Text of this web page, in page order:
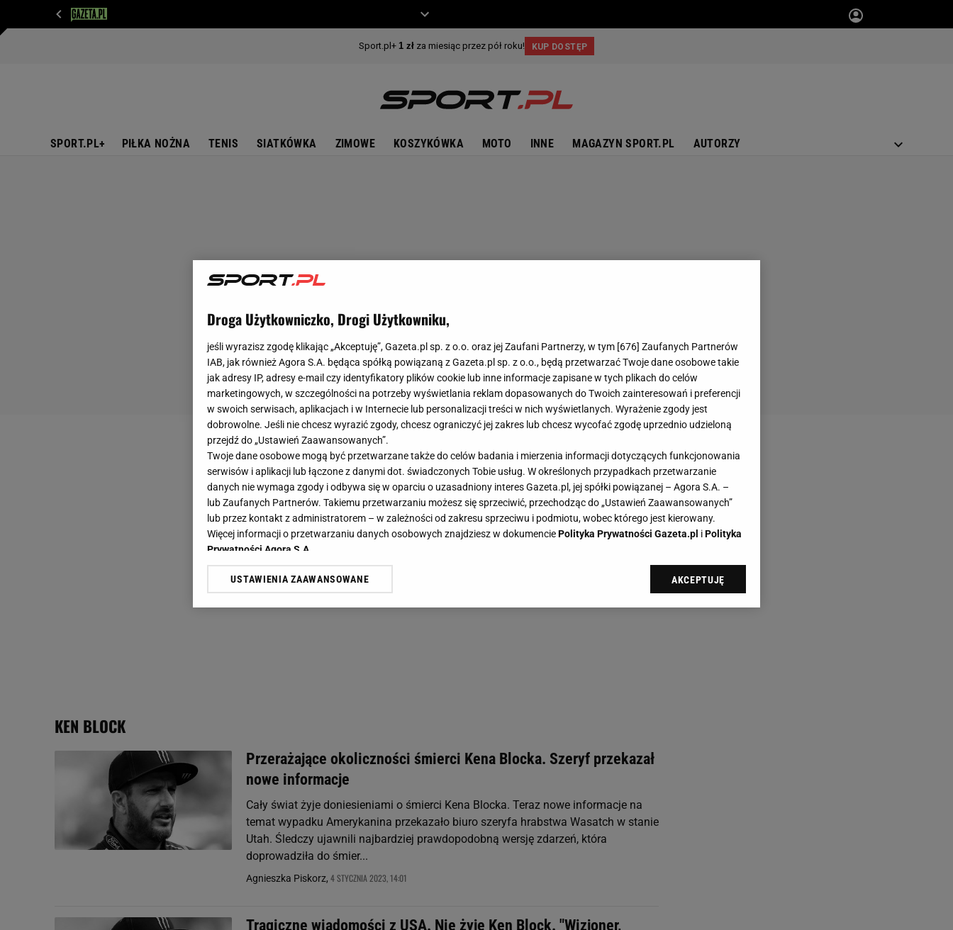
SPORT.PL+ PIŁKA NOŻNA TENIS SIATKÓWKA ZIMOWE KOSZYKÓWKA MOTO INNE MAGAZYN SPORT.PL AUTORZY
KEN BLOCK
Przerażające okoliczności śmierci Kena Blocka. Szeryf przekazał
nowe informacje
Cały świat żyje doniesieniami o śmierci Kena Blocka. Teraz nowe informacje na
temat wypadku Amerykanina przekazało biuro szeryfa hrabstwa Wasatch w stanie
Utah. Śledczy ujawnili najbardziej prawdopodobną wersję zdarzeń, która
doprowadziła do śmier...
Agnieszka Piskorz, 4 STYCZNIA 2023, 14:01
Tragiczne wiadomości z USA. Nie żyje Ken Block. "Wizjoner,
Droga Użytkowniczko, Drogi Użytkowniku,
jeśli wyrazisz zgodę klikając „Akceptuję”, Gazeta.pl sp. z o.o. oraz jej Zaufani Partnerzy, w tym [676] Zaufanych Partnerów
IAB, jak również Agora S.A. będąca spółką powiązaną z Gazeta.pl sp. z o.o., będą przetwarzać Twoje dane osobowe takie
jak adresy IP, adresy e-mail czy identyfikatory plików cookie lub inne informacje zapisane w tych plikach do celów
marketingowych, w szczególności na potrzeby wyświetlania reklam dopasowanych do Twoich zainteresowań i preferencji
w swoich serwisach, aplikacjach i w Internecie lub personalizacji treści w nich wyświetlanych. Wyrażenie zgody jest
dobrowolne. Jeśli nie chcesz wyrazić zgody, chcesz ograniczyć jej zakres lub chcesz wycofać zgodę uprzednio udzieloną
przejdź do „Ustawień Zaawansowanych”.
Twoje dane osobowe mogą być przetwarzane także do celów badania i mierzenia informacji dotyczących funkcjonowania
serwisów i aplikacji lub łączone z danymi dot. świadczonych Tobie usług. W określonych przypadkach przetwarzanie
danych nie wymaga zgody i odbywa się w oparciu o uzasadniony interes Gazeta.pl, jej spółki powiązanej – Agora S.A. –
lub Zaufanych Partnerów. Takiemu przetwarzaniu możesz się sprzeciwić, przechodząc do „Ustawień Zaawansowanych”
lub przez kontakt z administratorem – w zależności od zakresu sprzeciwu i podmiotu, wobec którego jest kierowany.
Więcej informacji o przetwarzaniu danych osobowych znajdziesz w dokumenciePolityka Prywatności Gazeta.pl iPolityka
Prywatności Agora S.A.
Klikając „Akceptuję” wyrażasz też zgodę na zainstalowanie i przechowywanie plików cookie Gazeta.pl sp. z o.o., jej
Zaufanych Partnerów i Agora S.A. na Twoim urządzeniu końcowym. Możesz w każdej chwili zmienić swoje preferencje
USTAWIENIA ZAAWANSOWANE AKCEPTUJĘ